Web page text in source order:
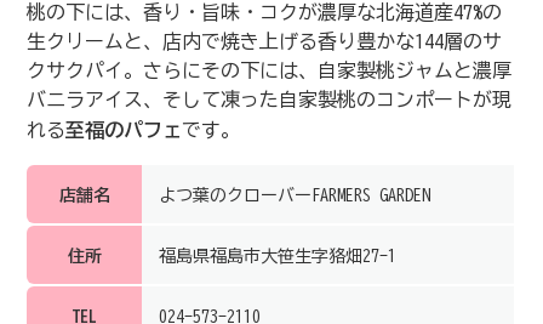
桃の下には、香り・旨味・コクが濃厚な北海道産47%の
生クリームと、店内で焼き上げる香り豊かな144層のサ
クサクパイ。さらにその下には、自家製桃ジャムと濃厚
バニラアイス、そして凍った自家製桃のコンポートが現
れる至福のパフェです。
店舗名 よつ葉のクローバーFARMERS GARDEN
住所 福島県福島市大笹生字狢畑27-1
TEL 024-573-2110